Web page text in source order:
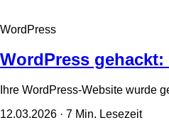
WordPress
WordPress
Ihre WordPress-Website wurde
12.03.2026 · 7 Min. Lesezeit